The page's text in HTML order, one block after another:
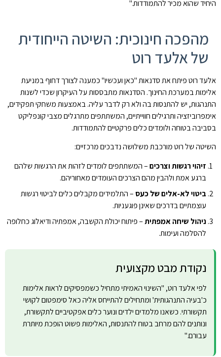
היחיד שהוא מכיר להתמודדות."
מהפכה חינוכית: השיטה הייחודית
של אלעד רוט
אלעד רוט פיתח את סדנאות "כאן ועכשיו" כמענה לצורך דחוף במניעת
אלימות במערכת החינוך. הסדנאות מתבססות על העיקרון שכדי לשנות
התנהגות, יש להתנסות בה ולא רק לדבר עליה. באמצעות משחקי תפקידים,
אימפרוביזציה ותרגילים חווייתיים, המשתתפים מתרגלים מצבי קונפליקט
בסביבה בטוחה ולומדים כלים פרקטיים להתמודדות.
השיטה של רוט מורכבת משלושה נדבכים מרכזיים:
זיהוי רגשות וצרכים– המשתתפים לומדים לזהות את הרגשות שלהם
ברגע אמת ולהבין מהם הצרכים העומדים מאחוריהם.
ביטוי לא-אלים של כעס – התלמידים מקבלים כלים לביטוי רגשות
עוצמתיים בדרכים שאינן פוגעניות.
ניהול שיחה אמפתית– פיתוח יכולת הקשבה, אמפתיה ודיאלוג כחלופה
להסלמה ועימות.
נקודת מבט מקצועית
לפי אלעד רוט, "השינוי האמיתי מתחיל כשמפסיקים לראות אלימות
כ'בעיה התנהגותית' ומתחילים להתייחס אליה כאל סימפטום לקושי
תקשורתי. כשאנו מלמדים ילדים ונוער כלים אפקטיביים לתקשורת,
ונותנים להם מרחב בטוח להתנסות, האלימות פשוט הופכת מיותרת
עבורם."